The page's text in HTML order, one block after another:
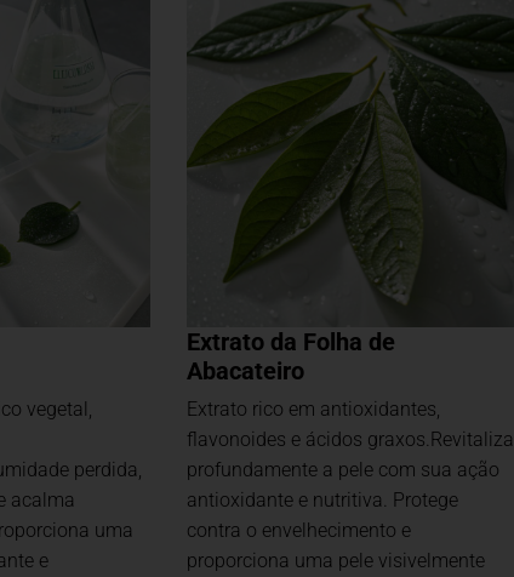
vegetal,
perdida,
acalma
uma
e
Extrato da Folha de
Abacateiro
Extrato rico em antioxidantes,
flavonoides e ácidos graxos.Revitaliza
profundamente a pele com sua ação
antioxidante e nutritiva. Protege
contra o envelhecimento e
proporciona uma pele visivelmente